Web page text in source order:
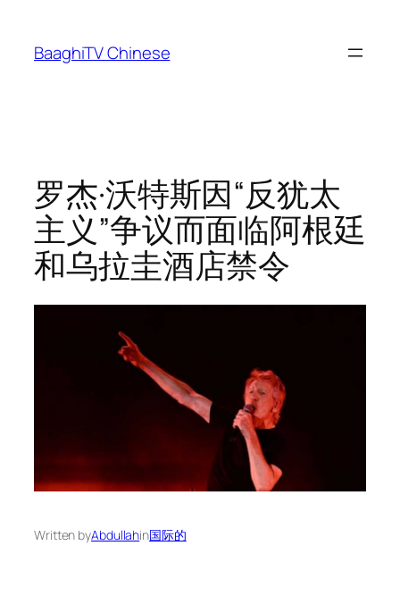
content
BaaghiTV Chinese
罗杰·沃特斯因“反犹太
主义”争议而面临阿根廷
和乌拉圭酒店禁令
Written byAbdullahin国际的